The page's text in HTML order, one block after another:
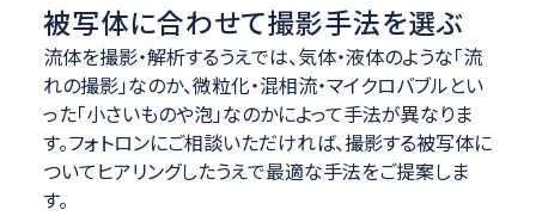
被写体に合わせて撮影手法を選ぶ
流体を撮影・解析するうえでは、気体・液体のような「流
れの撮影」なのか、微粒化・混相流・マイクロバブルとい
った「小さいものや泡」なのかによって手法が異なりま
す。フォトロンにご相談いただければ、撮影する被写体に
ついてヒアリングしたうえで最適な手法をご提案しま
す。